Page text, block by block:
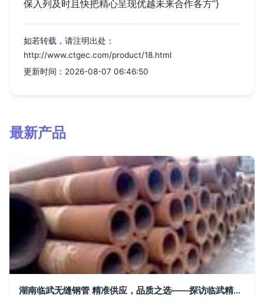
保入列及时且快把精心呈现优越未来合作各方”}
如若转载，请注明出处：
http://www.ctgec.com/product/18.html
更新时间：2026-08-07 06:46:50
最新产品
湖南临武无缝钢管 精准供应，品质之选——探访临武精密与厚壁无缝钢管厂